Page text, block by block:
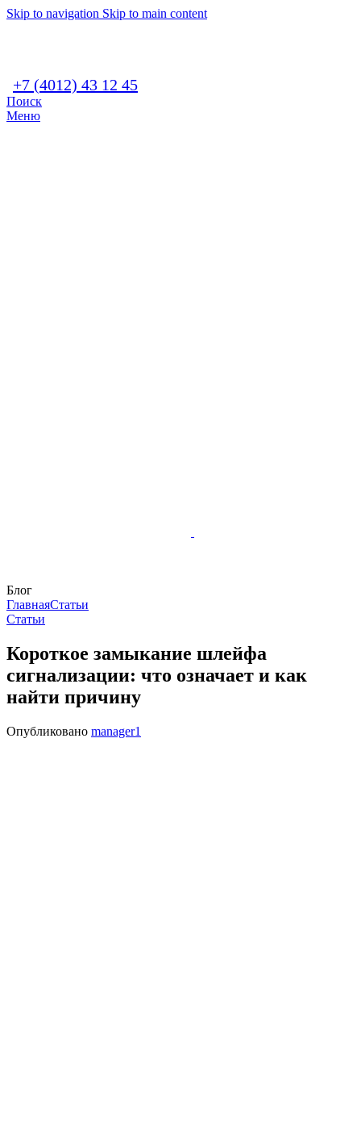
Skip to navigation Skip to main content
+7 (4012) 43 12 45
Поиск
Меню
Блог
ГлавнаяСтатьи
Статьи
Короткое замыкание шлейфа
сигнализации: что означает и как
найти причину
Опубликовано manager1